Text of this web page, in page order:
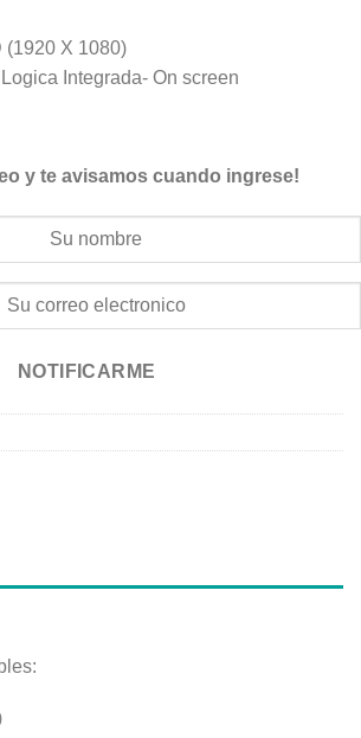
(1920 X 1080)
Logica Integrada- On screen
y te avisamos cuando ingrese!
NOTIFICARME